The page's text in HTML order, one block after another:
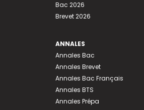
Bac 2026
Brevet 2026
ANNALES
Annales Bac
Annales Brevet
Annales Bac Français
Annales BTS
Annales Prépa